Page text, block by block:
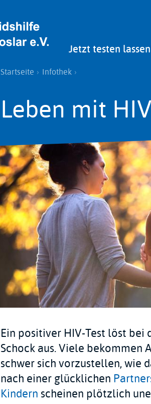
Main
Jetzt testen
Pfadnavigation
Startseite Infothek
Leben mit HIV
Ein positiver HIV-Test löst bei
Schock aus. Viele bekommen
schwer sich vorzustellen, wie
nach einer glücklichen
Kindern scheinen plötzlich